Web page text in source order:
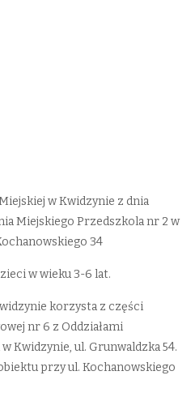
w Kwidzynie z dnia
Miejskiego Przedszkola nr 2 w
34
w wieku 3-6 lat.
korzysta z części
nr 6 z Oddziałami
Kwidzynie, ul. Grunwaldzka 54.
przy ul. Kochanowskiego